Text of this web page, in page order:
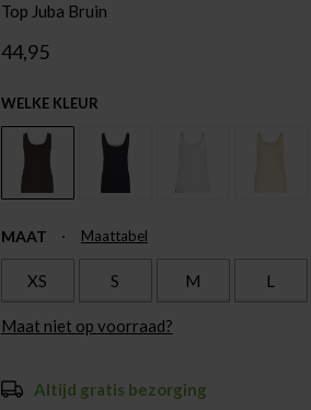
Top Juba Bruin
44,95
WELKE KLEUR
MAAT Maattabel
XS S M L
Maat niet op voorraad?
Altijd gratis bezorging